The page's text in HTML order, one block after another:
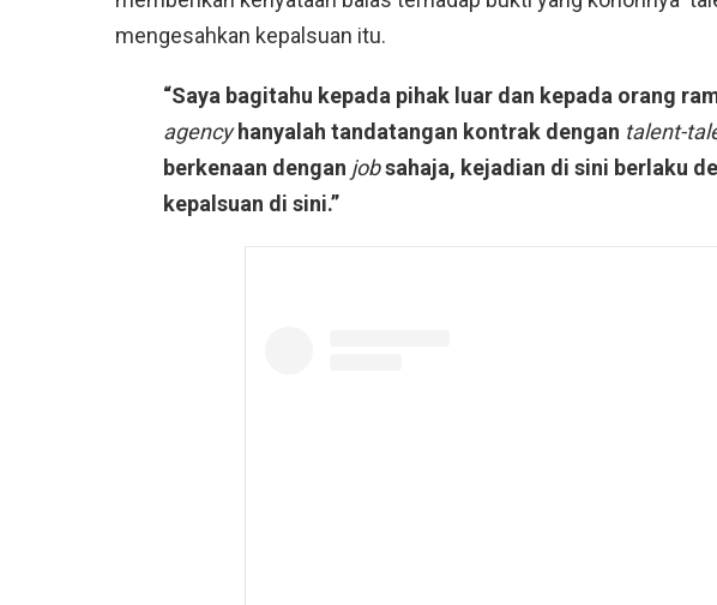
mengesahkan kepalsuan itu.
“Saya bagitahu kepada pihak luar dan kepada orang
agencyhanyalah tandatangan kontrak dengan talent-
berkenaan dengan jobsahaja, kejadian di sini berlaku
kepalsuan di sini.”